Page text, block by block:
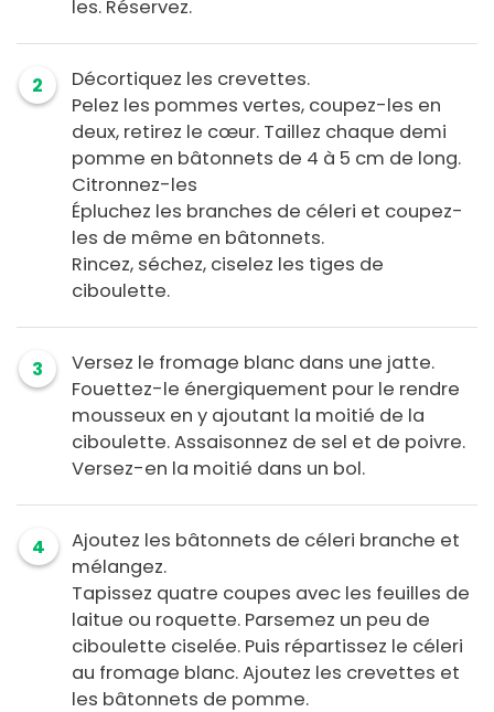
les. Réservez.
2
Décortiquez les crevettes.
Pelez les pommes vertes, coupez-les en
deux, retirez le cœur. Taillez chaque demi
pomme en bâtonnets de 4 à 5 cm de long.
Citronnez-les
Épluchez les branches de céleri et coupez-
les de même en bâtonnets.
Rincez, séchez, ciselez les tiges de
ciboulette.
3
Versez le fromage blanc dans une jatte.
Fouettez-le énergiquement pour le rendre
mousseux en y ajoutant la moitié de la
ciboulette. Assaisonnez de sel et de poivre.
Versez-en la moitié dans un bol.
4
Ajoutez les bâtonnets de céleri branche et
mélangez.
Tapissez quatre coupes avec les feuilles de
laitue ou roquette. Parsemez un peu de
ciboulette ciselée. Puis répartissez le céleri
au fromage blanc. Ajoutez les crevettes et
les bâtonnets de pomme.